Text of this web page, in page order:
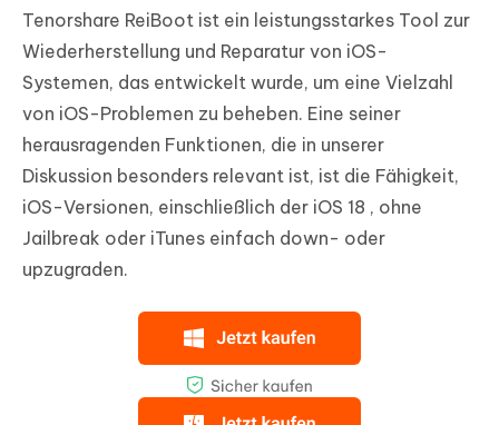
Tenorshare ReiBoot ist ein leistungsstarkes Tool zur
Wiederherstellung und Reparatur von iOS-
Systemen, das entwickelt wurde, um eine Vielzahl
von iOS-Problemen zu beheben. Eine seiner
herausragenden Funktionen, die in unserer
Diskussion besonders relevant ist, ist die Fähigkeit,
iOS-Versionen, einschließlich der iOS 18 , ohne
Jailbreak oder iTunes einfach down- oder
upzugraden.